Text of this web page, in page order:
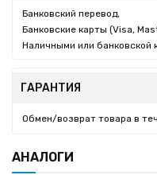
Банковский перевод,
Банковские карты (Visa,
Наличными или банковской
ГАРАНТИЯ
Обмен/возврат товара в
АНАЛОГИ